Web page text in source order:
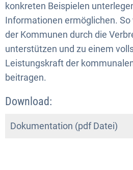
konkreten Beispielen
Informationen ermöglichen.
der Kommunen durch die
unterstützen und zu einem
Leistungskraft der
beitragen.
Download:
Dokumentation (pdf Datei)